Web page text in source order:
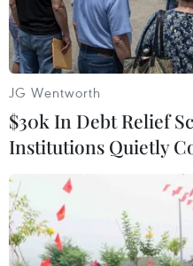
dựng biên giới hữu
Lãnh đạo tỉnh Cao Bằng,
diện lãnh đạo huyện Đại Tân
cửa khẩu song phương
JG Wentworth
$30k In Debt Relief
Institutions Quietly